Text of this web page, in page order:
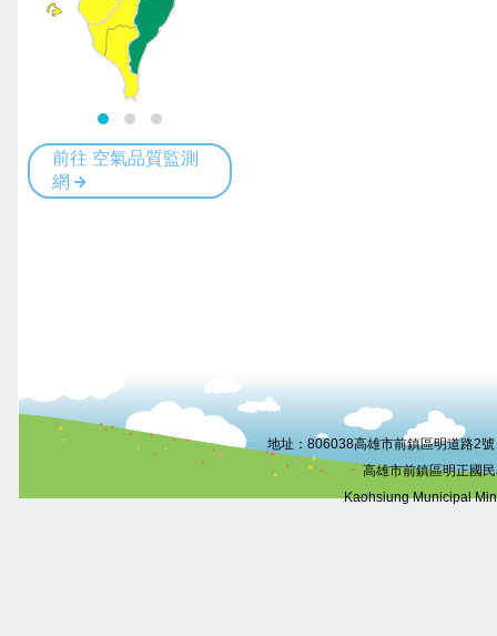
:::
地址：806038高雄市前鎮區明道路2
高雄市前鎮區明正國
Kaohsiung Municipal